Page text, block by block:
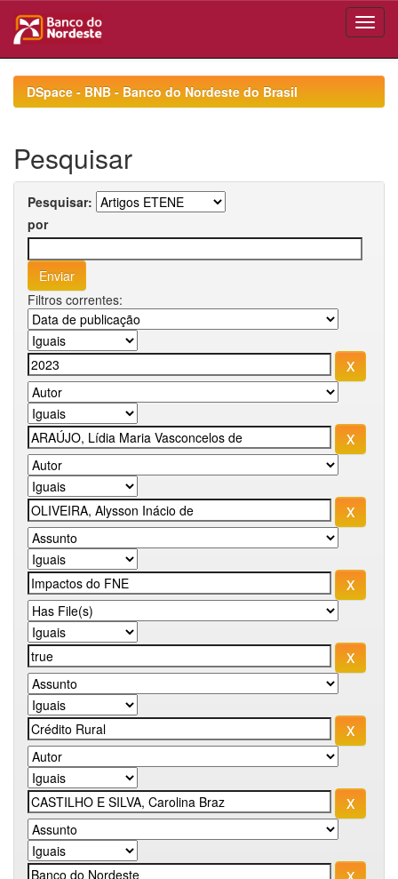
navigationDSpace - BNB - Banco do Nordeste do Brasil
Pesquisar
Pesquisar:
por
Filtros correntes: